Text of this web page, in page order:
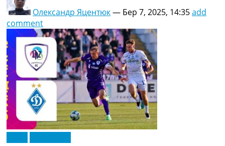
Олександр Яцентюк— Бер 7, 2025, 14:35add
comment